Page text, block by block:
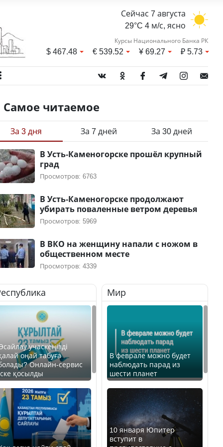
Сейчас 7 августа
29°C 4 м/с, ясно
Курсы Национального Банка РК
$467.48 €539.52 ¥69.27 ₽5.73
Самое читаемое
За 3 дня За 7 дней За 30 дней
В Усть-Каменогорске прошёл крупный
град
Просмотров: 6763
В Усть-Каменогорске продолжают
убирать поваленные ветром деревья
Просмотров: 5969
В ВКО на женщину напали с ножом в
общественном месте
Просмотров: 4339
учаскеңізді
оңай табуға
Онлайн-сервис
қосылды
Мир
В феврале можно будет
наблюдать парад из
шести планет
10 января Юпитер
вступит в